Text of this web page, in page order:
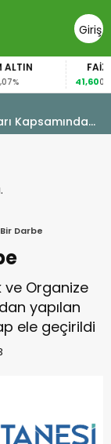
Giriş
Yap
FAİZ
41,600,73%
YARIŞMALARI
Darbe
ve Organize
yapılan
ele geçirildi